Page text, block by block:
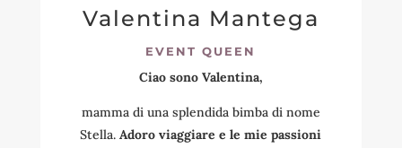
per lo sviluppo psicofisico e come
barriera anti-noia!
Valentina Mantega
EVENT QUEEN
Ciao sono Valentina,
mamma di una splendida bimba di nome
Stella.Adoro viaggiare e le mie passioni